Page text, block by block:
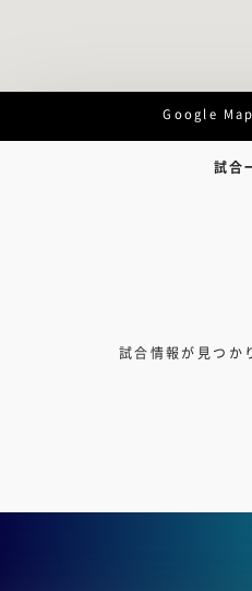
Google Map
試合
試合情報が見つか